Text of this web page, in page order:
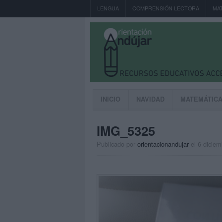
LENGUA COMPRENSIÓN LECTORA
INICIO NAVIDAD
IMG_5325
Publicado por orientacionandujar el 6